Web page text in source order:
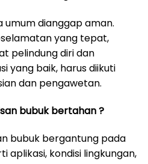
umum dianggap aman.
yang tepat,
pelindung diri dan
yang baik, harus diikuti
dan pengawetan.
bubuk bertahan ?
bubuk bergantung pada
kondisi lingkungan,